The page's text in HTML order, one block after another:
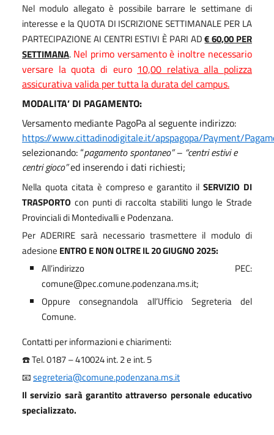
Nel modulo allegato è possibile barrare le settimane di
interesse e la QUOTA DI ISCRIZIONE SETTIMANALE PER LA
PARTECIPAZIONE AI CENTRI ESTIVI È PARI AD€ 60,00 PER
SETTIMANA. Nel primo versamento è inoltre necessario
versare la quota di euro 10,00 relativa alla polizza
assicurativa valida per tutta la durata del campus.
MODALITA’ DI PAGAMENTO:
Versamento mediante PagoPa al seguente indirizzo:
https://www.cittadinodigitale.it/apspagopa/Payment/
selezionando: “pagamento spontaneo” – “centri estivi e
centri gioco”ed inserendo i dati richiesti;
Nella quota citata è compreso e garantito ilSERVIZIO DI
TRASPORTO con punti di raccolta stabiliti lungo le Strade
Provinciali di Montedivalli e Podenzana.
Per ADERIRE sarà necessario trasmettere il modulo di
adesione ENTRO E NON OLTRE IL 20 GIUGNO 2025:
All’indirizzo PEC:
comune@pec.comune.podenzana.ms.it;
Oppure consegnandola all’Ufficio Segreteria del
Comune.
Contatti per informazioni e chiarimenti:
☎️Tel. 0187 – 410024 int. 2 e int. 5
📧 segreteria@comune.podenzana.ms.it
Il servizio sarà garantito attraverso personale educativo
specializzato.